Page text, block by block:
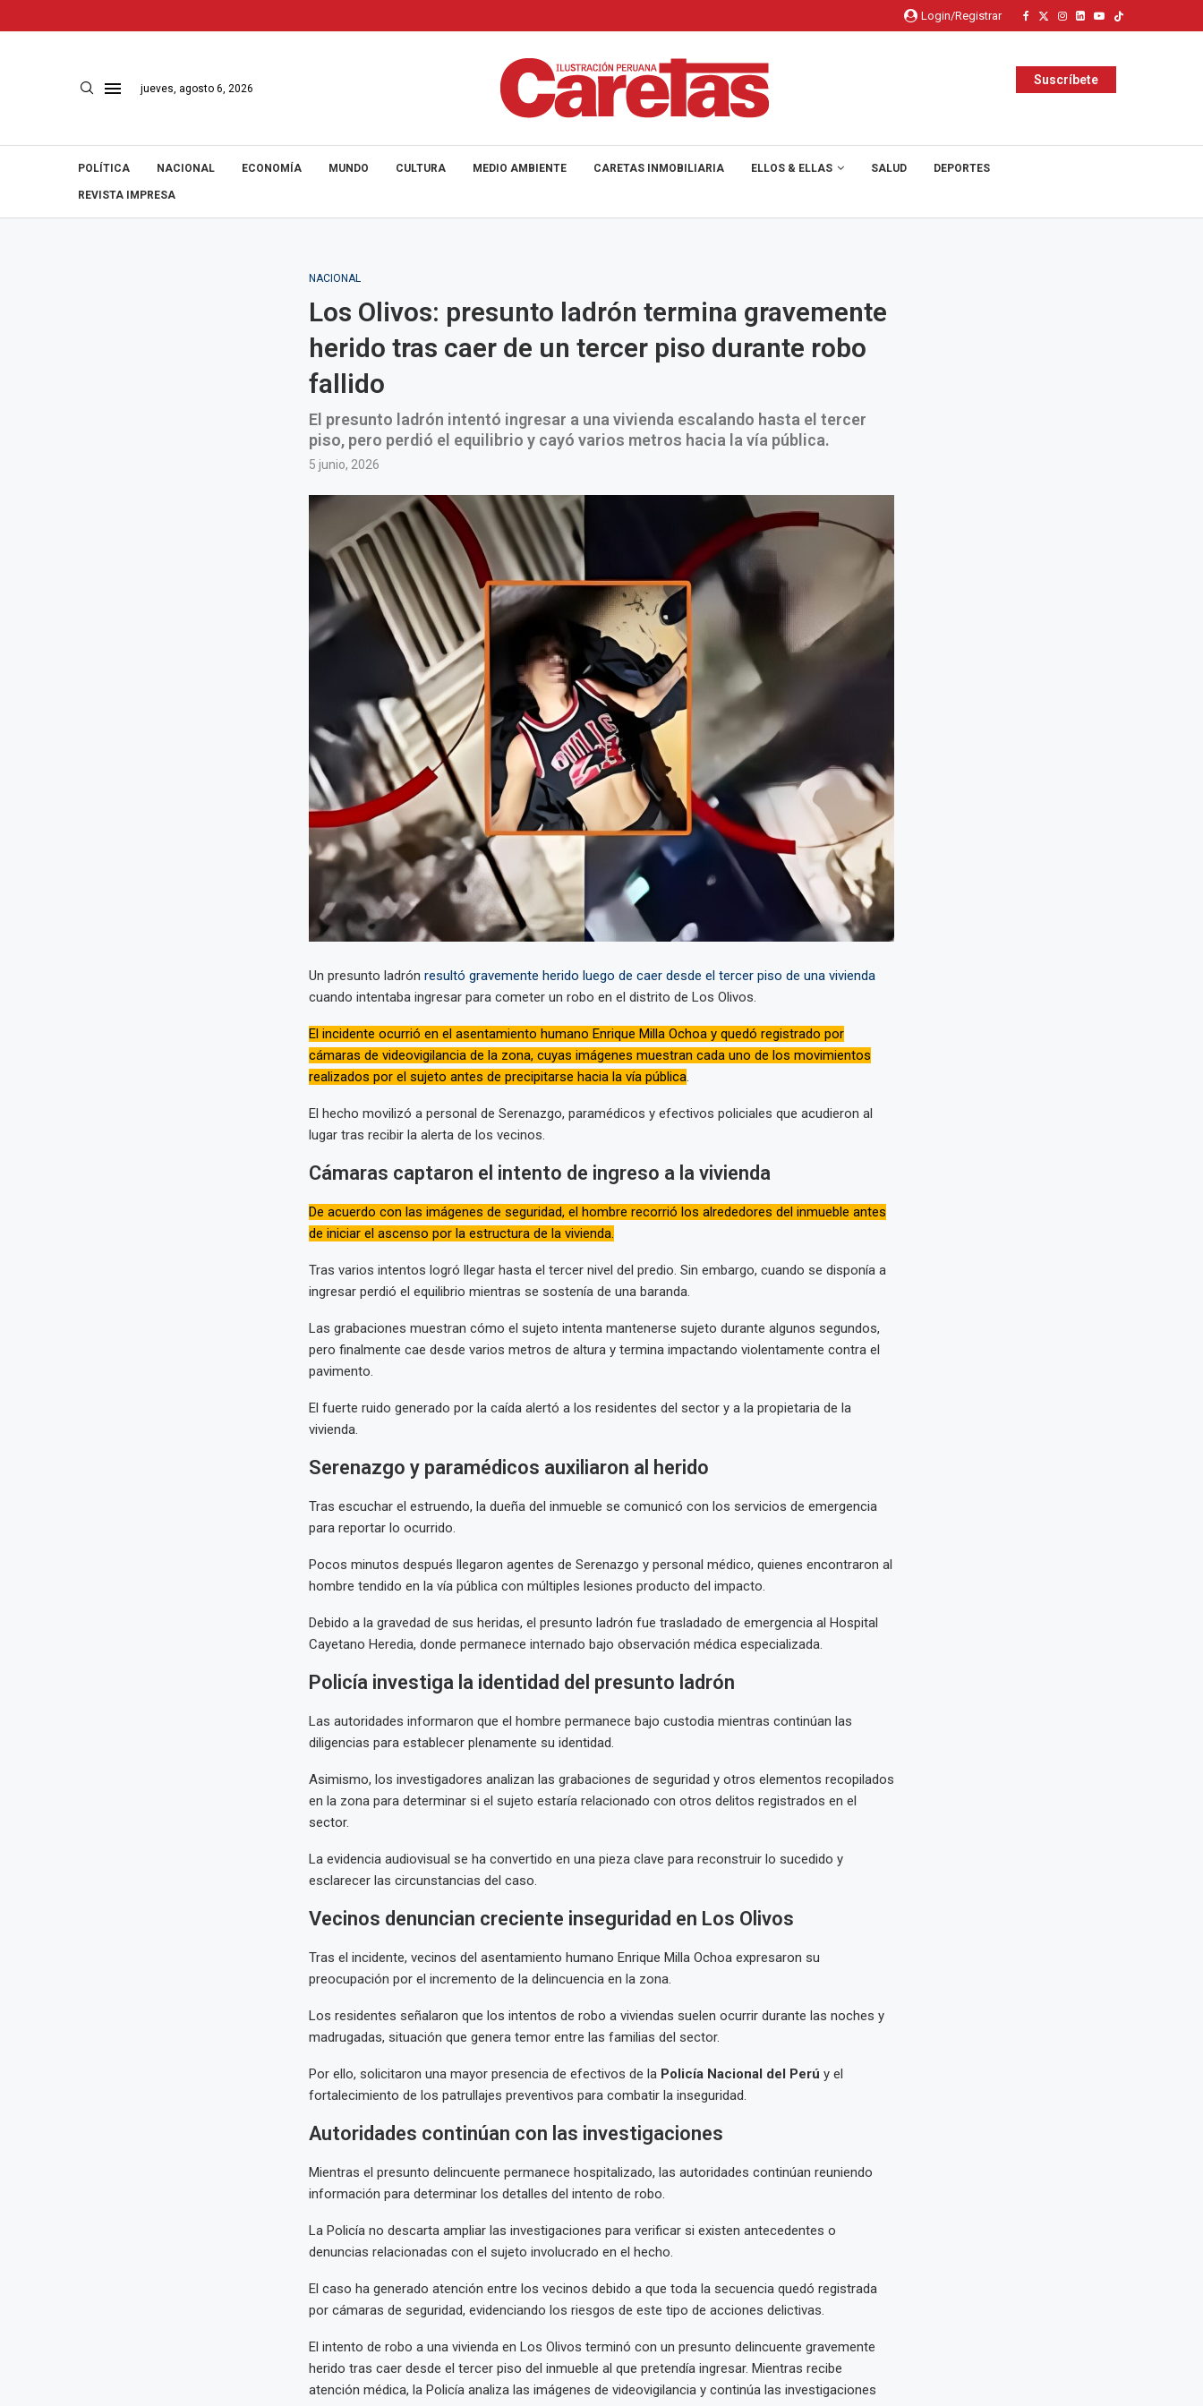
Login/Registrar
jueves, agosto 6, 2026
Suscríbete
POLÍTICA NACIONAL ECONOMÍA MUNDO CULTURA MEDIO AMBIENTE CARETAS INMOBILIARIA ELLOS & ELLAS SALUD DEPORTES
REVISTA IMPRESA
NACIONAL
Los Olivos: presunto ladrón termina gravemente
herido tras caer de un tercer piso durante robo
fallido
El presunto ladrón intentó ingresar a una vivienda escalando hasta el tercer
piso, pero perdió el equilibrio y cayó varios metros hacia la vía pública.
5 junio, 2026
Un presunto ladrón resultó gravemente herido luego de caer desde el tercer piso de una vivienda
cuando intentaba ingresar para cometer un robo en el distrito de Los Olivos.
El incidente ocurrió en el asentamiento humano Enrique Milla Ochoa y quedó registrado por
cámaras de videovigilancia de la zona, cuyas imágenes muestran cada uno de los movimientos
realizados por el sujeto antes de precipitarse hacia la vía pública.
El hecho movilizó a personal de Serenazgo, paramédicos y efectivos policiales que acudieron al
lugar tras recibir la alerta de los vecinos.
Cámaras captaron el intento de ingreso a la vivienda
De acuerdo con las imágenes de seguridad, el hombre recorrió los alrededores del inmueble antes
de iniciar el ascenso por la estructura de la vivienda.
Tras varios intentos logró llegar hasta el tercer nivel del predio. Sin embargo, cuando se disponía a
ingresar perdió el equilibrio mientras se sostenía de una baranda.
Las grabaciones muestran cómo el sujeto intenta mantenerse sujeto durante algunos segundos,
pero finalmente cae desde varios metros de altura y termina impactando violentamente contra el
pavimento.
El fuerte ruido generado por la caída alertó a los residentes del sector y a la propietaria de la
vivienda.
Serenazgo y paramédicos auxiliaron al herido
Tras escuchar el estruendo, la dueña del inmueble se comunicó con los servicios de emergencia
para reportar lo ocurrido.
Pocos minutos después llegaron agentes de Serenazgo y personal médico, quienes encontraron al
hombre tendido en la vía pública con múltiples lesiones producto del impacto.
Debido a la gravedad de sus heridas, el presunto ladrón fue trasladado de emergencia al Hospital
Cayetano Heredia, donde permanece internado bajo observación médica especializada.
Policía investiga la identidad del presunto ladrón
Las autoridades informaron que el hombre permanece bajo custodia mientras continúan las
diligencias para establecer plenamente su identidad.
Asimismo, los investigadores analizan las grabaciones de seguridad y otros elementos recopilados
en la zona para determinar si el sujeto estaría relacionado con otros delitos registrados en el
sector.
La evidencia audiovisual se ha convertido en una pieza clave para reconstruir lo sucedido y
esclarecer las circunstancias del caso.
Vecinos denuncian creciente inseguridad en Los Olivos
Tras el incidente, vecinos del asentamiento humano Enrique Milla Ochoa expresaron su
preocupación por el incremento de la delincuencia en la zona.
Los residentes señalaron que los intentos de robo a viviendas suelen ocurrir durante las noches y
madrugadas, situación que genera temor entre las familias del sector.
Por ello, solicitaron una mayor presencia de efectivos de la Policía Nacional del Perú y el
fortalecimiento de los patrullajes preventivos para combatir la inseguridad.
Autoridades continúan con las investigaciones
Mientras el presunto delincuente permanece hospitalizado, las autoridades continúan reuniendo
información para determinar los detalles del intento de robo.
La Policía no descarta ampliar las investigaciones para verificar si existen antecedentes o
denuncias relacionadas con el sujeto involucrado en el hecho.
El caso ha generado atención entre los vecinos debido a que toda la secuencia quedó registrada
por cámaras de seguridad, evidenciando los riesgos de este tipo de acciones delictivas.
El intento de robo a una vivienda en Los Olivos terminó con un presunto delincuente gravemente
herido tras caer desde el tercer piso del inmueble al que pretendía ingresar. Mientras recibe
atención médica, la Policía analiza las imágenes de videovigilancia y continúa las investigaciones